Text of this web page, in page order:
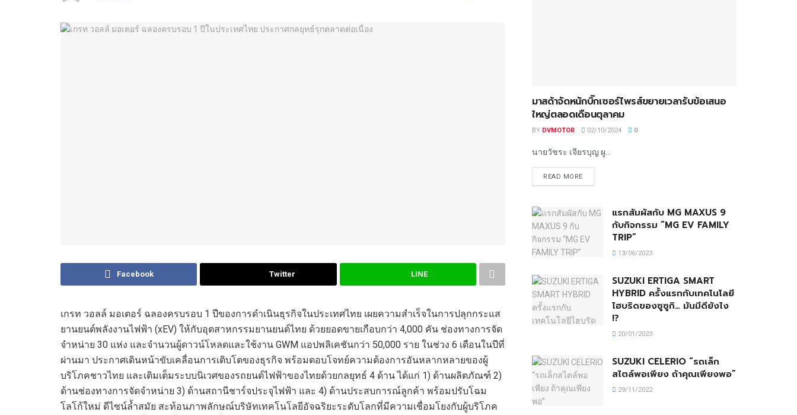
Facebook Twitter LINE
เกรท วอลล์ มอเตอร์ ฉลองครบรอบ 1 ปีของการดำเนินธุรกิจในประเทศไทย เผยความสำเร็จในการปลุกกระแส
ยานยนต์พลังงานไฟฟ้า (xEV) ให้กับอุตสาหกรรมยานยนต์ไทย ด้วยยอดขายเกือบกว่า 4,000 คัน ช่องทางการจัด
จำหน่าย 30 แห่ง และจำนวนผู้ดาวน์โหลดและใช้งาน GWM แอปพลิเคชันกว่า 50,000 ราย ในช่วง 6 เดือนในปีที่
ผ่านมา ประกาศเดินหน้าขับเคลื่อนการเติบโตของธุรกิจ พร้อมตอบโจทย์ความต้องการอันหลากหลายของผู้
บริโภคชาวไทย และเติมเต็มระบบนิเวศของรถยนต์ไฟฟ้าของไทยด้วยกลยุทธ์ 4 ด้าน ได้แก่ 1) ด้านผลิตภัณฑ์ 2)
ด้านช่องทางการจัดจำหน่าย 3) ด้านสถานีชาร์จประจุไฟฟ้า และ 4) ด้านประสบการณ์ลูกค้า พร้อมปรับโฉม
โลโก้ใหม่ ดีไซน์ล้ำสมัย สะท้อนภาพลักษณ์บริษัทเทคโนโลยีอัจฉริยะระดับโลกที่มีความเชื่อมโยงกับผู้บริโภค
มาสด้าจัดหนักบิ๊กเซอร์ไพรส์ขยายเวลารับข้อเสนอ
ใหญ่ตลอดเดือนตุลาคม
BY DVMOTOR 02/10/2024 0
นายวัชระ เจียรบุญ ผู...
READ MORE
แรกสัมผัสกับ MG MAXUS 9
กับกิจกรรม “MG EV FAMILY
TRIP”
13/06/2023
SUZUKI ERTIGA SMART
HYBRID ครั้งแรกกับเทคโนโลยี
ไฮบริดของซูซูกิ… มันมีดียังไง
!?
20/01/2023
SUZUKI CELERIO “รถเล็ก
สไตล์พอเพียง ถ้าคุณเพียงพอ”
29/11/2022